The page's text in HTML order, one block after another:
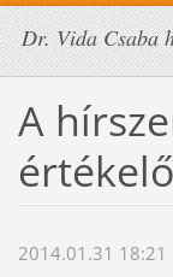
Dr. Vida Csaba
A
2014.01.31 18:21